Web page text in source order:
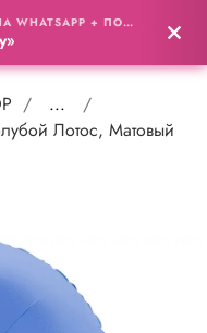
0
...
Лотос, Матовый
ПОЛУЧИТЕ ПОДБОРКУ ШАРОВ НА WHATSAPP + ПОДАРОК